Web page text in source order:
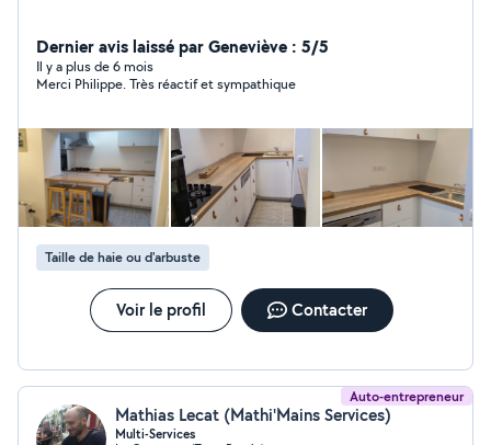
Dernier avis laissé par Geneviève : 5/5
Il y a plus de 6 mois
Merci Philippe. Très réactif et sympathique
Taille de haie ou d'arbuste
Voir le profil Contacter
Auto-entrepreneur
Mathias Lecat (Mathi'Mains Services)
Multi-Services